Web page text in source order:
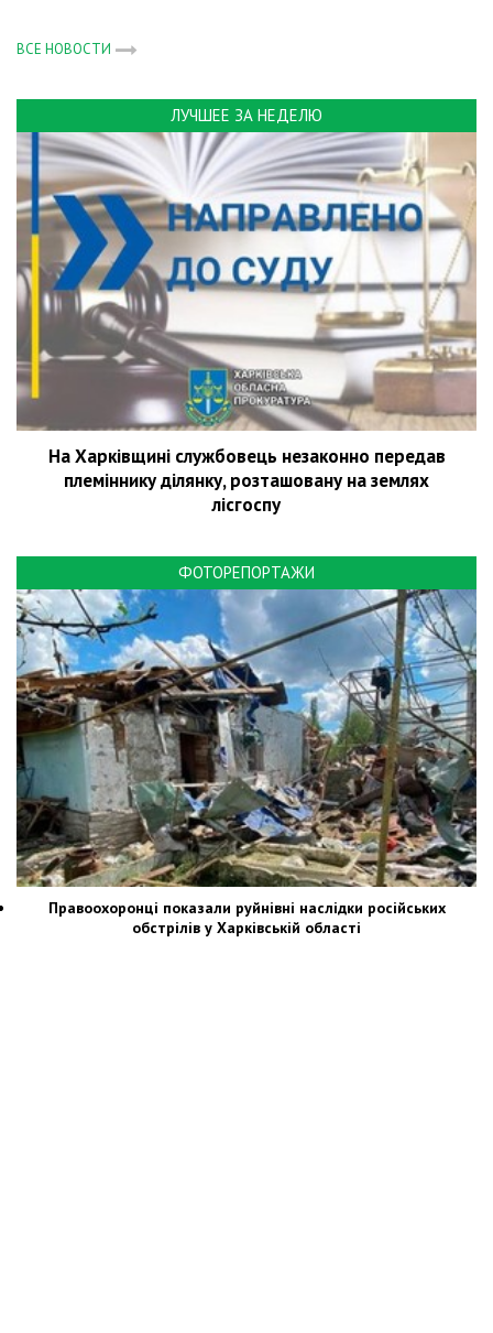
ВСЕ НОВОСТИ
ЛУЧШЕЕ ЗА НЕДЕЛЮ
На Харківщині службовець незаконно передав
племіннику ділянку, розташовану на землях
лісгоспу
ФОТОРЕПОРТАЖИ
Правоохоронці показали руйнівні наслідки російських
обстрілів у Харківській області